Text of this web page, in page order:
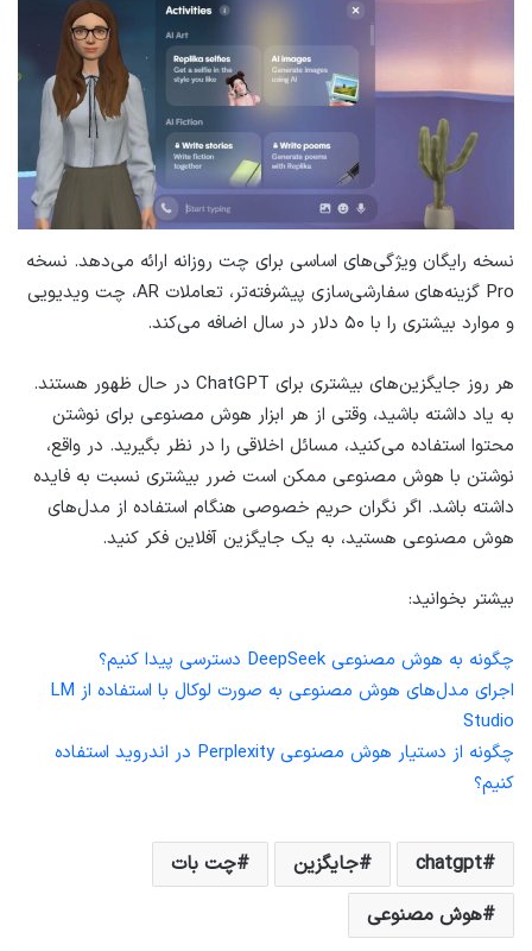
نسخه رایگان ویژگی‌های اساسی برای چت روزانه ارائه می‌دهد. نسخه
Pro گزینه‌های سفارشی‌سازی پیشرفته‌تر، تعاملات AR، چت ویدیویی
و موارد بیشتری را با ۵۰ دلار در سال اضافه می‌کند.
هر روز جایگزین‌های بیشتری برای ChatGPT در حال ظهور هستند.
به یاد داشته باشید، وقتی از هر ابزار هوش مصنوعی برای نوشتن
محتوا استفاده می‌کنید، مسائل اخلاقی را در نظر بگیرید. در واقع،
نوشتن با هوش مصنوعی ممکن است ضرر بیشتری نسبت به فایده
داشته باشد. اگر نگران حریم خصوصی هنگام استفاده از مدل‌های
هوش مصنوعی هستید، به یک جایگزین آفلاین فکر کنید.
بیشتر بخوانید:
چگونه به هوش مصنوعی DeepSeek دسترسی پیدا کنیم؟
اجرای مدل‌های هوش مصنوعی به صورت لوکال با استفاده از LM
Studio
چگونه از دستیار هوش مصنوعی Perplexity در اندروید استفاده
کنیم؟
chatgpt جایگزین
چت بات
هوش مصنوعی